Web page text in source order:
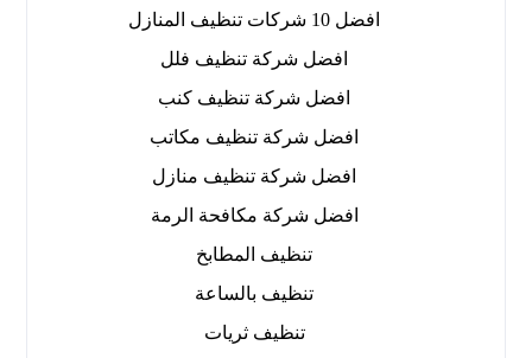
افضل 10 شركات تنظيف المنازل
افضل شركة تنظيف فلل
افضل شركة تنظيف كنب
افضل شركة تنظيف مكاتب
افضل شركة تنظيف منازل
افضل شركة مكافحة الرمة
تنظيف المطابخ
تنظيف بالساعة
تنظيف ثريات